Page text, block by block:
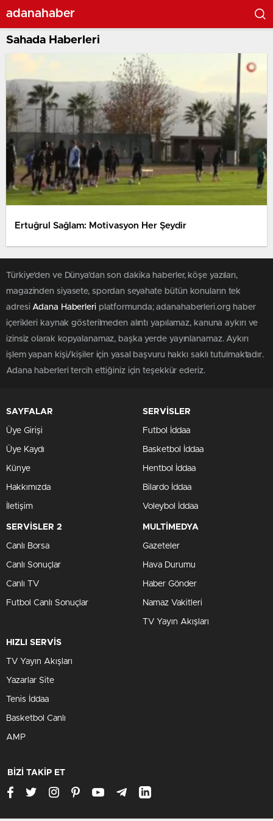
adanahaber
Sahada Haberleri
Ertuğrul Sağlam: Motivasyon Her Şeydir
Türkiye'den ve Dünya’dan son dakika haberler, köşe yazıları,
magazinden siyasete, spordan seyahate bütün konuların tek
adresiAdana Haberleriplatformunda; adanahaberleri.org haber
içerikleri kaynak gösterilmeden alıntı yapılamaz, kanuna aykırı ve
izinsiz olarak kopyalanamaz, başka yerde yayınlanamaz. Aykırı
işlem yapan kişi/kişiler için yasal başvuru hakkı saklı tutulmaktadır.
Adana haberleri tercih ettiğiniz için teşekkür ederiz.
SAYFALAR
Üye Girişi
Üye Kaydı
Künye
Hakkımızda
İletişim
SERVİSLER
Futbol İddaa
Basketbol İddaa
Hentbol İddaa
Bilardo İddaa
Voleybol İddaa
SERVİSLER 2
Canlı Borsa
Canlı Sonuçlar
Canlı TV
Futbol Canlı Sonuçlar
MULTİMEDYA
Gazeteler
Hava Durumu
Haber Gönder
Namaz Vakitleri
TV Yayın Akışları
HIZLI SERVİS
TV Yayın Akışları
Yazarlar Site
Tenis İddaa
Basketbol Canlı
AMP
BİZİ TAKİP ET